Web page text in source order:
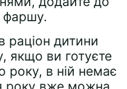
фаршу.
раціон дитини
якщо ви готуєте
року, в ній немає